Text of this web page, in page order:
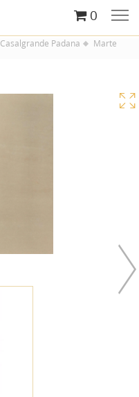
0
Casalgrande Padana
Marte